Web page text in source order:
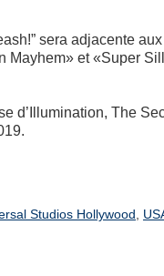
sera adjacente
Mayhem» et «Super
d’Illumination, The
Studios Hollywood